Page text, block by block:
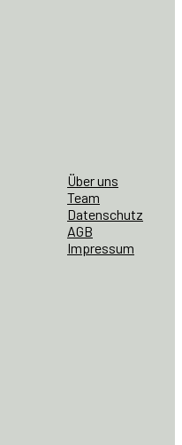
Über uns
Team
Datenschutz
AGB
Impressum